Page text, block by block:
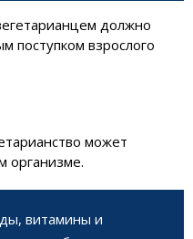
должно
поступком взрослого
может
организме.
витамины и